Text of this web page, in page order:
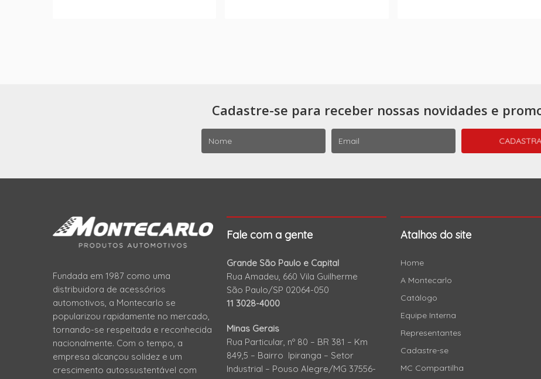
Cadastre-se para receber nossas novidades e
Fundada em 1987 como uma
distribuidora de acessórios
automotivos, a Montecarlo se
popularizou rapidamente no mercado,
tornando-se respeitada e reconhecida
nacionalmente. Com o tempo, a
empresa alcançou solidez e um
crescimento autossustentável com
Fale com a gente
Grande São Paulo e Capital
Rua Amadeu, 660 Vila Guilherme
São Paulo/SP 02064-050
11 3028-4000
Minas Gerais
Rua Particular, nº 80 – BR 381 – Km
849,5 – Bairro Ipiranga – Setor
Industrial – Pouso Alegre/MG 37556-
Atalhos do site
Home
A Montecarlo
Catálogo
Equipe Interna
Representantes
Cadastre-se
MC Compartilha